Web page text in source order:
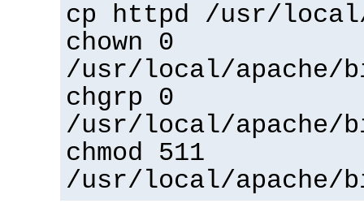
cp httpd /usr/
chown 0
/usr/local/apache/
chgrp 0
/usr/local/apache/
chmod 511
/usr/local/apache/